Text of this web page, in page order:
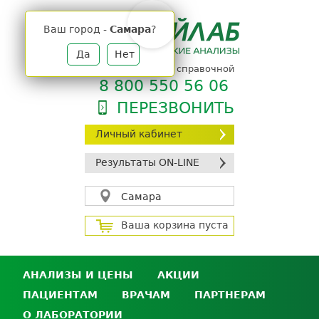
Личный кабинет
Результаты ON-LINE
Самара
Ваш город - Самара?
Да Нет
Ваша корзина пуста
телефон единой справочной
8 800 550 56 06
ПЕРЕЗВОНИТЬ
АНАЛИЗЫ И ЦЕНЫ
Анализы и цены
АКЦИИ
ПАЦИЕНТАМ
ВРАЧАМ ПАРТНЕРАМ
О ЛАБОРАТОРИИ